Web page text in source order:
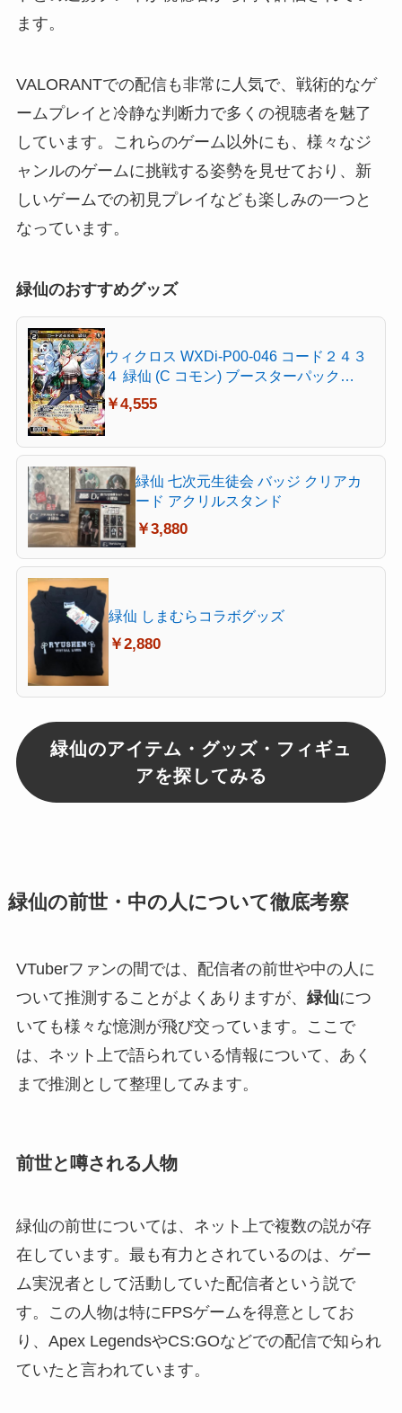
ます。
VALORANTでの配信も非常に人気で、戦術的なゲ
ームプレイと冷静な判断力で多くの視聴者を魅了
しています。これらのゲーム以外にも、様々なジ
ャンルのゲームに挑戦する姿勢を見せており、新
しいゲームでの初見プレイなども楽しみの一つと
なっています。
緑仙のおすすめグッズ
ウィクロス WXDi-P00-046 コード２４３
４ 緑仙 (C コモン) ブースターパック
INTERLUDE DIVA
￥4,555
緑仙 七次元生徒会 バッジ クリアカ
ード アクリルスタンド
￥3,880
緑仙 しまむらコラボグッズ
￥2,880
緑仙のアイテム・グッズ・フィギュ
アを探してみる
緑仙の前世・中の人について徹底考察
VTuberファンの間では、配信者の前世や中の人に
ついて推測することがよくありますが、 緑仙につ
いても様々な憶測が飛び交っています。ここで
は、ネット上で語られている情報について、あく
まで推測として整理してみます。
前世と噂される人物
緑仙の前世については、ネット上で複数の説が存
在しています。最も有力とされているのは、ゲー
ム実況者として活動していた配信者という説で
す。この人物は特にFPSゲームを得意としてお
り、Apex LegendsやCS:GOなどでの配信で知られ
ていたと言われています。